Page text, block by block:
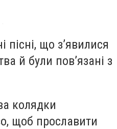
що з’явилися
й були пов’язані з
колядки
щоб прославити